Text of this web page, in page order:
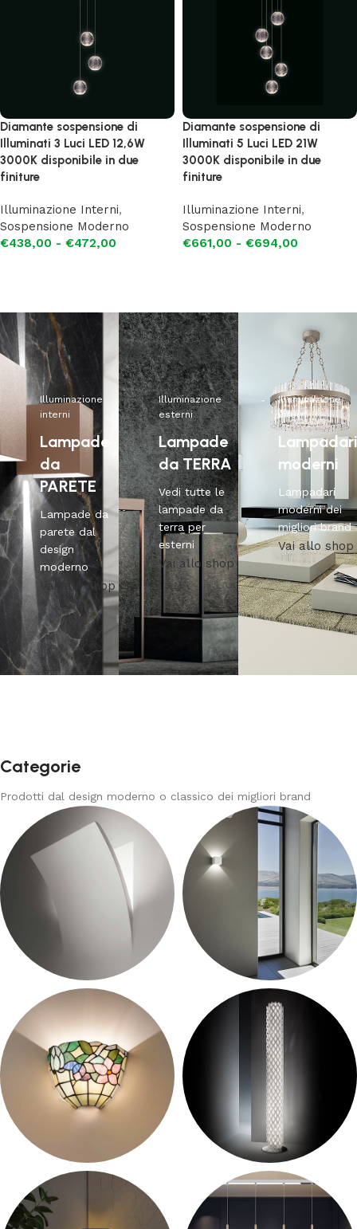
Diamante sospensione di
Illuminati 3 Luci LED 12,6W
3000K disponibile in due
finiture
Illuminazione Interni,
Sospensione Moderno
€438,00 - €472,00
Diamante sospensione di
Illuminati 5 Luci LED 21W
3000K disponibile in due
finiture
Illuminazione Interni,
Sospensione Moderno
€661,00 - €694,00
Illuminazione
interni
Lampade
da
PARETE
Lampade da
parete dal
design
moderno
Vai allo shop
Illuminazione
esterni
Lampade
da TERRA
Vedi tutte le
lampade da
terra per
esterni
Vai allo shop
Illuminazione
interni
Lampadari
moderni
Lampadari
moderni dei
migliori brand
Vai allo shop
Categorie
Prodotti dal design moderno o classico dei migliori brand
Faretti Da Incasso
56 products
Parete Moderno
156 products
Parete Classico
31 products
Terra
41 products